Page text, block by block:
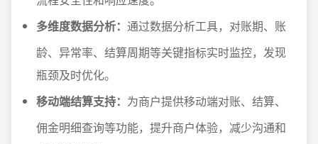
多维度数据分析： 通过数据分析工具，对账期、账
龄、异常率、结算周期等关键指标实时监控，发现
瓶颈及时优化。
移动端结算支持： 为商户提供移动端对账、结算、
佣金明细查询等功能，提升商户体验，减少沟通和